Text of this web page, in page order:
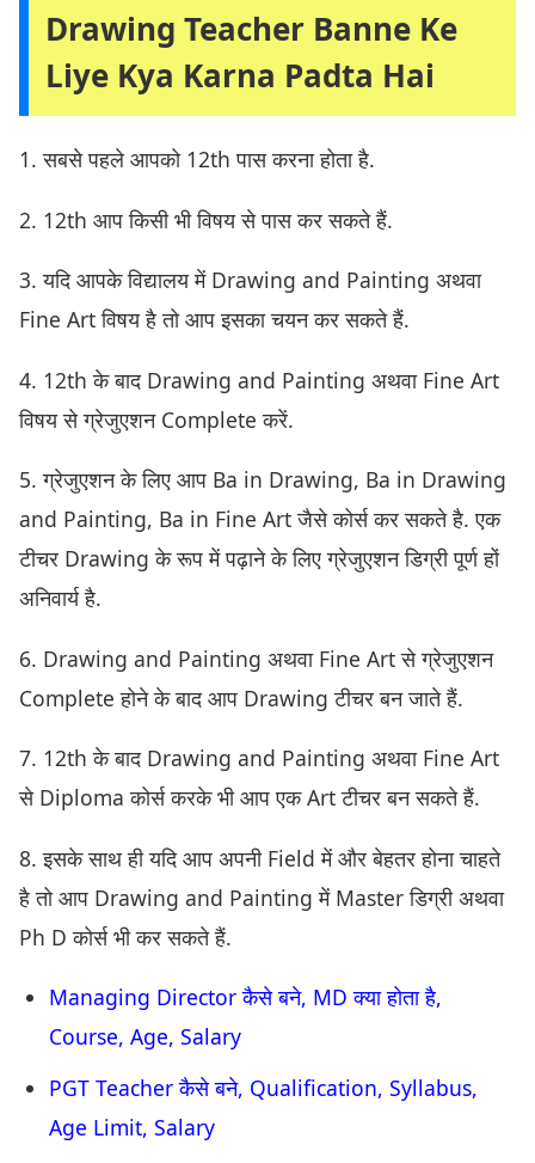
Drawing Teacher Banne Ke
Liye Kya Karna Padta Hai
1. सबसे पहले आपको 12th पास करना होता है.
2. 12th आप किसी भी विषय से पास कर सकते हैं.
3. यदि आपके विद्यालय में Drawing and Painting अथवा
Fine Art विषय है तो आप इसका चयन कर सकते हैं.
4. 12th के बाद Drawing and Painting अथवा Fine Art
विषय से ग्रेजुएशन Complete करें.
5. ग्रेजुएशन के लिए आप Ba in Drawing, Ba in Drawing
and Painting, Ba in Fine Art जैसे कोर्स कर सकते है. एक
टीचर Drawing के रूप में पढ़ाने के लिए ग्रेजुएशन डिग्री पूर्ण हों
अनिवार्य है.
6. Drawing and Painting अथवा Fine Art से ग्रेजुएशन
Complete होने के बाद आप Drawing टीचर बन जाते हैं.
7. 12th के बाद Drawing and Painting अथवा Fine Art
से Diploma कोर्स करके भी आप एक Art टीचर बन सकते हैं.
8. इसके साथ ही यदि आप अपनी Field में और बेहतर होना चाहते
है तो आप Drawing and Painting में Master डिग्री अथवा
Ph D कोर्स भी कर सकते हैं.
Managing Director कैसे बने, MD क्या होता है,
Course, Age, Salary
PGT Teacher कैसे बने, Qualification, Syllabus,
Age Limit, Salary